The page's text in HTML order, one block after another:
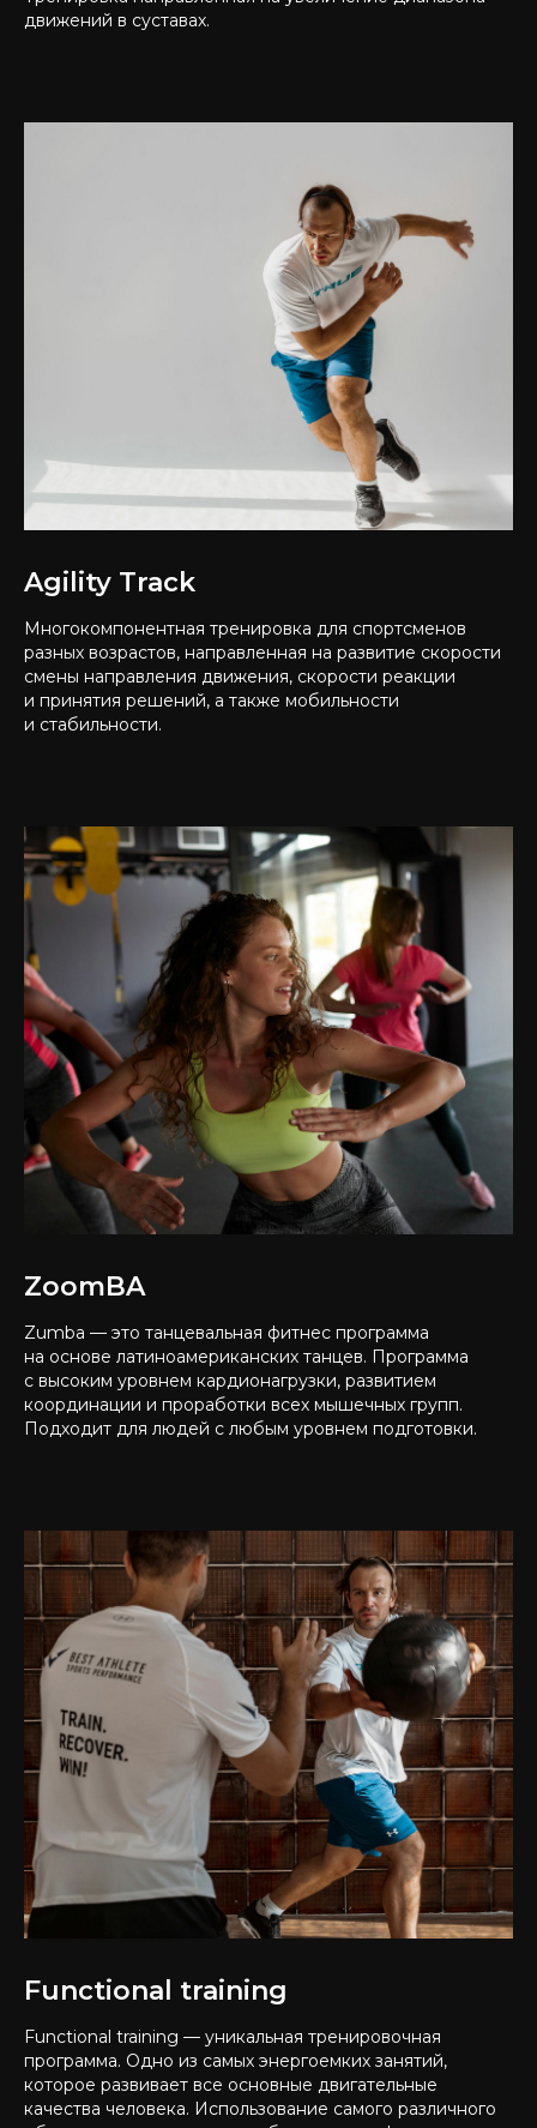
движений в суставах.
Agility Track
Многокомпонентная тренировка для спортсменов
разных возрастов, направленная на развитие скорости
смены направления движения, скорости реакции
и принятия решений, а также мобильности
и стабильности.
ZoomBA
Zumba — это танцевальная фитнес программа
на основе латиноамериканских танцев. Программа
с высоким уровнем кардионагрузки, развитием
координации и проработки всех мышечных групп.
Подходит для людей с любым уровнем подготовки.
Functional training
Functional training — уникальная тренировочная
программа. Одно из самых энергоемких занятий,
которое развивает все основные двигательные
качества человека. Использование самого различного